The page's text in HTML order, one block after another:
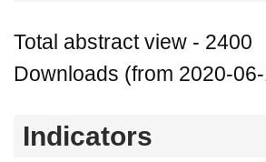
Total abstract view - 2400
Downloads (from 2020-
Indicators